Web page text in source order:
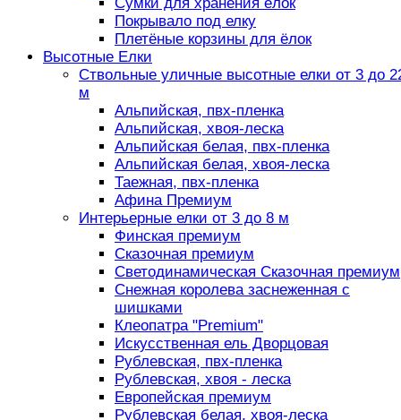
Покрывало под елку
Плетёные корзины для ёлок
Высотные Елки
Ствольные уличные высотные елки от 3 до
м
Альпийская, пвх-пленка
Альпийская, хвоя-леска
Альпийская белая, пвх-пленка
Альпийская белая, хвоя-леска
Таежная, пвх-пленка
Афина Премиум
Интерьерные елки от 3 до 8 м
Финская премиум
Сказочная премиум
Светодинамическая Сказочная премиум
Снежная королева заснеженная с
шишками
Клеопатра "Premium"
Искусственная ель Дворцовая
Рублевская, пвх-пленка
Рублевская, хвоя - леска
Европейская премиум
Рублевская белая, хвоя-леска